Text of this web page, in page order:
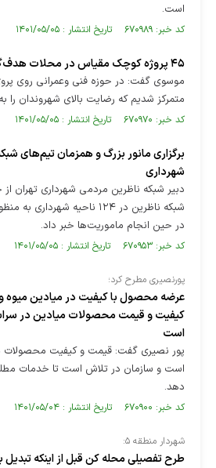
است.
کد خبر: ۶۷۰۹۸۹ تاریخ انتشار : ۱۴۰۱/۰۵/۰۵
۴۵ پروژه کوچک مقیاس در محلات هدف‌گذاری شده است
موسوی گفت: در حوزه فنی وعمرانی روی
متمرکز شدیم که رضایت بالای شهروندان را
کد خبر: ۶۷۰۹۷۰ تاریخ انتشار : ۱۴۰۱/۰۵/۰۵
شهرداری
شبکه ناظرین در ۱۲۴ ناحیه
در حین انجام ماموریت‌ها خبر داد.
کد خبر: ۶۷۰۹۵۳ تاریخ انتشار : ۱۴۰۱/۰۵/۰۵
پورنصیری مطرح کرد؛
عرضه محصول با کیفیت در میادین میوه و
کیفیت و قیمت محصولات میادین در
است
پور نصیری گفت: قیمت و کیفیت محصولات
است و سازمان در تلاش است تا خدمات
دهد.
کد خبر: ۶۷۰۹۰۰ تاریخ انتشار : ۱۴۰۱/۰۵/۰۴
شهردار منطقه ۵:
طرح تفصیلی محله کن قبل از اینکه